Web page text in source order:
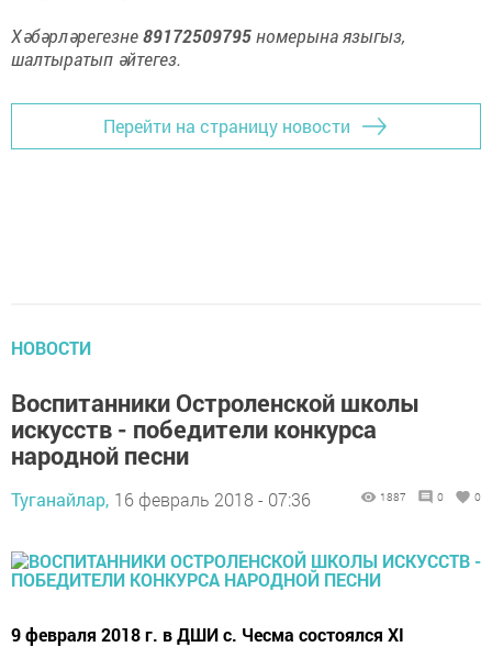
Хәбәрләрегезне89172509795номерына языгыз,
шалтыратып әйтегез.
Перейти на страницу новости
НОВОСТИ
Воспитанники Остроленской школы
искусств - победители конкурса
народной песни
Туганайлар, 16 февраль 2018 - 07:36 1887 0 0
9 февраля 2018 г. в ДШИ с. Чесма состоялся XI